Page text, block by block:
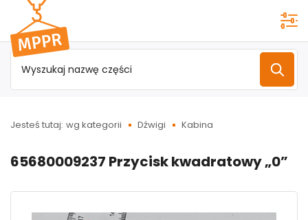
Przejdź do
menu
głównego
Jesteś tutaj: wg kategorii Dźwigi Kabina
65680009237 Przycisk kwadratowy „0”